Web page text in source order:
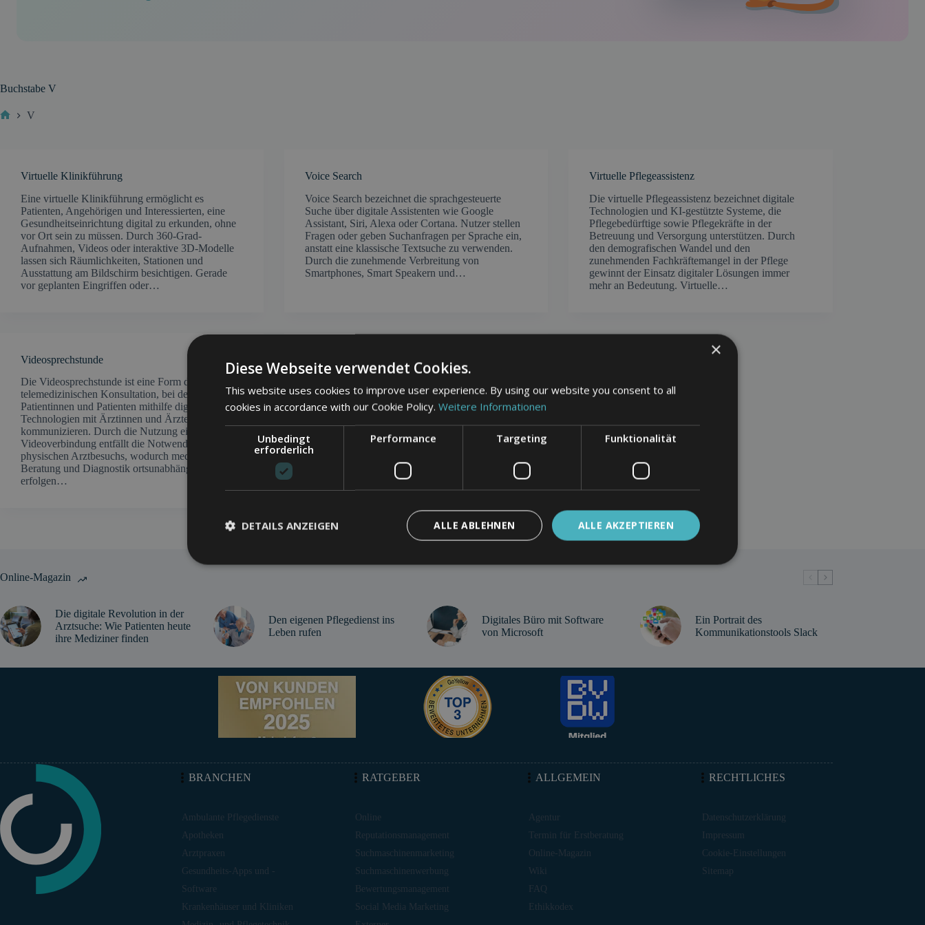
Buchstabe V
V
Virtuelle Klinikführung
Eine virtuelle Klinikführung ermöglicht es
Patienten, Angehörigen und Interessierten, eine
Gesundheitseinrichtung digital zu erkunden, ohne
vor Ort sein zu müssen. Durch 360-Grad-
Aufnahmen, Videos oder interaktive 3D-Modelle
lassen sich Räumlichkeiten, Stationen und
Ausstattung am Bildschirm besichtigen. Gerade
vor geplanten Eingriffen oder…
Voice Search
Voice Search bezeichnet die sprachgesteuerte
Suche über digitale Assistenten wie Google
Assistant, Siri, Alexa oder Cortana. Nutzer stellen
Fragen oder geben Suchanfragen per Sprache ein,
anstatt eine klassische Textsuche zu verwenden.
Durch die zunehmende Verbreitung von
Smartphones, Smart Speakern und…
Virtuelle Pflegeassistenz
Die virtuelle Pflegeassistenz bezeichnet digitale
Technologien und KI-gestützte Systeme, die
Pflegebedürftige sowie Pflegekräfte in der
Betreuung und Versorgung unterstützen. Durch
den demografischen Wandel und den
zunehmenden Fachkräftemangel in der Pflege
gewinnt der Einsatz digitaler Lösungen immer
mehr an Bedeutung. Virtuelle…
Videosprechstunde
Die Videosprechstunde ist eine Form der
telemedizinischen Konsultation, bei der
Patientinnen und Patienten mithilfe digitaler
Technologien mit Ärztinnen und Ärzten
kommunizieren. Durch die Nutzung einer sicheren
Videoverbindung entfällt die Notwendigkeit eines
physischen Arztbesuchs, wodurch medizinische
Beratung und Diagnostik ortsunabhängig
erfolgen…
Marketingstrategie, bei der Informationen über ein
Produkt oder eine Dienstleistung von Person zu
Ausbreitung eines Virus. Ziel ist es, durch
Mundpropaganda oder digitale Plattformen eine
schnelle und weitreichende Verbreitung der
Online-Magazin
Die digitale Revolution in der
Arztsuche: Wie Patienten heute
ihre Mediziner finden
Den eigenen Pflegedienst ins
Leben rufen
Digitales Büro mit Software
von Microsoft
Ein Portrait des
Kommunikationstools Slack
BRANCHEN
Ambulante Pflegedienste
Apotheken
Arztpraxen
Gesundheits-Apps und -
Software
Krankenhäuser und Kliniken
RATGEBER
Online
Reputationsmanagement
Suchmaschinenmarketing
Suchmaschinenwerbung
Bewertungsmanagement
Social Media Marketing
ALLGEMEIN
Agentur
Termin für Erstberatung
Online-Magazin
Wiki
FAQ
Ethikkodex
RECHTLICHES
Datenschutzerklärung
Impressum
Cookie-Einstellungen
Sitemap
×
Diese Webseite verwendet Cookies.
This website uses cookies to improve user experience. By using our website you consent to all
cookies in accordance with our Cookie Policy. Weitere Informationen
Unbedingt
erforderlich
Performance Targeting Funktionalität
ALLE AKZEPTIEREN
ALLE ABLEHNEN
DETAILS ANZEIGEN